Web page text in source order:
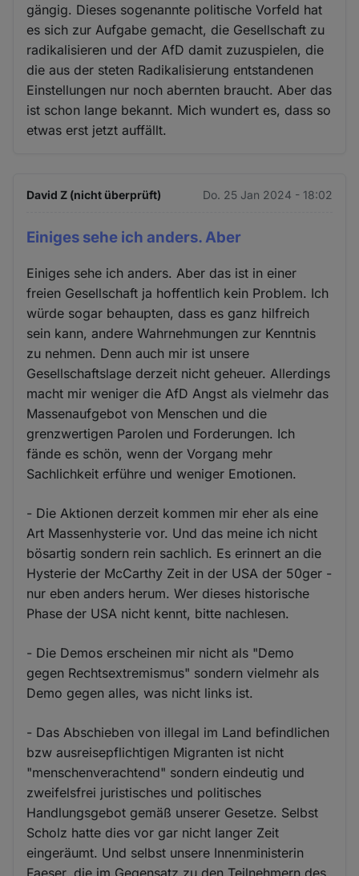
gängig. Dieses sogenannte politische Vorfeld hat
es sich zur Aufgabe gemacht, die Gesellschaft zu
radikalisieren und der AfD damit zuzuspielen, die
die aus der steten Radikalisierung entstandenen
Einstellungen nur noch abernten braucht. Aber das
ist schon lange bekannt. Mich wundert es, dass so
etwas erst jetzt auffällt.
David Z (nicht überprüft) Do. 25 Jan 2024 - 18:02
Einiges sehe ich anders. Aber
Einiges sehe ich anders. Aber das ist in einer
freien Gesellschaft ja hoffentlich kein Problem. Ich
würde sogar behaupten, dass es ganz hilfreich
sein kann, andere Wahrnehmungen zur Kenntnis
zu nehmen. Denn auch mir ist unsere
Gesellschaftslage derzeit nicht geheuer. Allerdings
macht mir weniger die AfD Angst als vielmehr das
Massenaufgebot von Menschen und die
grenzwertigen Parolen und Forderungen. Ich
fände es schön, wenn der Vorgang mehr
Sachlichkeit erführe und weniger Emotionen.
- Die Aktionen derzeit kommen mir eher als eine
Art Massenhysterie vor. Und das meine ich nicht
bösartig sondern rein sachlich. Es erinnert an die
Hysterie der McCarthy Zeit in der USA der 50ger -
nur eben anders herum. Wer dieses historische
Phase der USA nicht kennt, bitte nachlesen.
- Die Demos erscheinen mir nicht als "Demo
gegen Rechtsextremismus" sondern vielmehr als
Demo gegen alles, was nicht links ist.
- Das Abschieben von illegal im Land befindlichen
bzw ausreisepflichtigen Migranten ist nicht
"menschenverachtend" sondern eindeutig und
zweifelsfrei juristisches und politisches
Handlungsgebot gemäß unserer Gesetze. Selbst
Scholz hatte dies vor gar nicht langer Zeit
eingeräumt. Und selbst unsere Innenministerin